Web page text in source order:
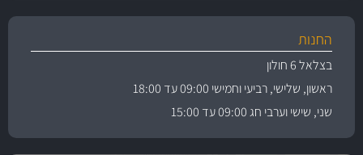
החנות
בצלאל 6 חולון
ראשון, שלישי, רביעי וחמישי 09:00 עד 18:00
שני, שישי וערבי חג 09:00 עד 15:00